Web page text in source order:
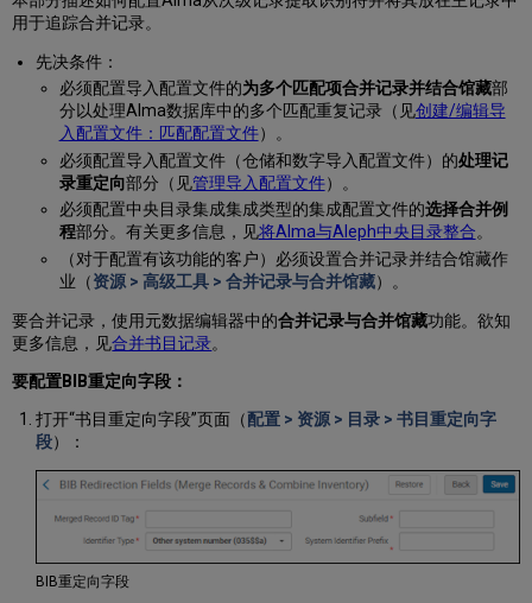
用于追踪合并记录。
先决条件：
必须配置导入配置文件的为多个匹配项合并记录并结合馆藏部
分以处理Alma数据库中的多个匹配重复记录（见创建/编辑导
入配置文件：匹配配置文件）。
必须配置导入配置文件（仓储和数字导入配置文件）的处理记
录重定向部分（见管理导入配置文件）。
必须配置中央目录集成集成类型的集成配置文件的选择合并例
程部分。有关更多信息，见将Alma与Aleph中央目录整合。
（对于配置有该功能的客户）必须设置合并记录并结合馆藏作
业（资源 > 高级工具 > 合并记录与合并馆藏）。
要合并记录，使用元数据编辑器中的合并记录与合并馆藏功能。欲知
更多信息，见合并书目记录。
要配置BIB重定向字段：
打开“书目重定向字段”页面（配置 > 资源 > 目录 > 书目重定向字
段）：
BIB重定向字段